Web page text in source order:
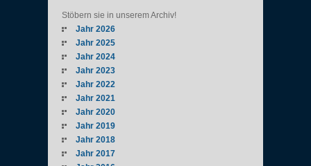
Stöbern sie in unserem Archiv!
Jahr 2026
Jahr 2025
Jahr 2024
Jahr 2023
Jahr 2022
Jahr 2021
Jahr 2020
Jahr 2019
Jahr 2018
Jahr 2017